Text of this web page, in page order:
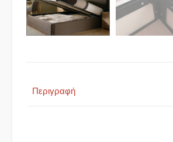
Περιγραφή